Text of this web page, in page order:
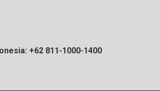
+62 811-1000-1400